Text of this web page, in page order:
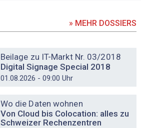
» MEHR DOSSIERS
Beilage zu IT-Markt Nr. 03/2018
Digital Signage Special 2018
01.08.2026 - 09:00 Uhr
Wo die Daten wohnen
Von Cloud bis Colocation: alles zu
Schweizer Rechenzentren